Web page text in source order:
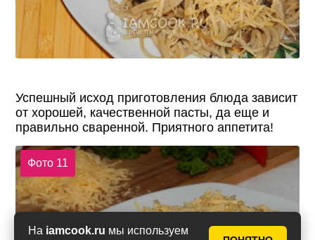
На iamcook.ru мы используем
Успешный исход приготовления блюда зависит
от хорошей, качественной пасты, да еще и
правильно сваренной. Приятного аппетита!
Фото 11